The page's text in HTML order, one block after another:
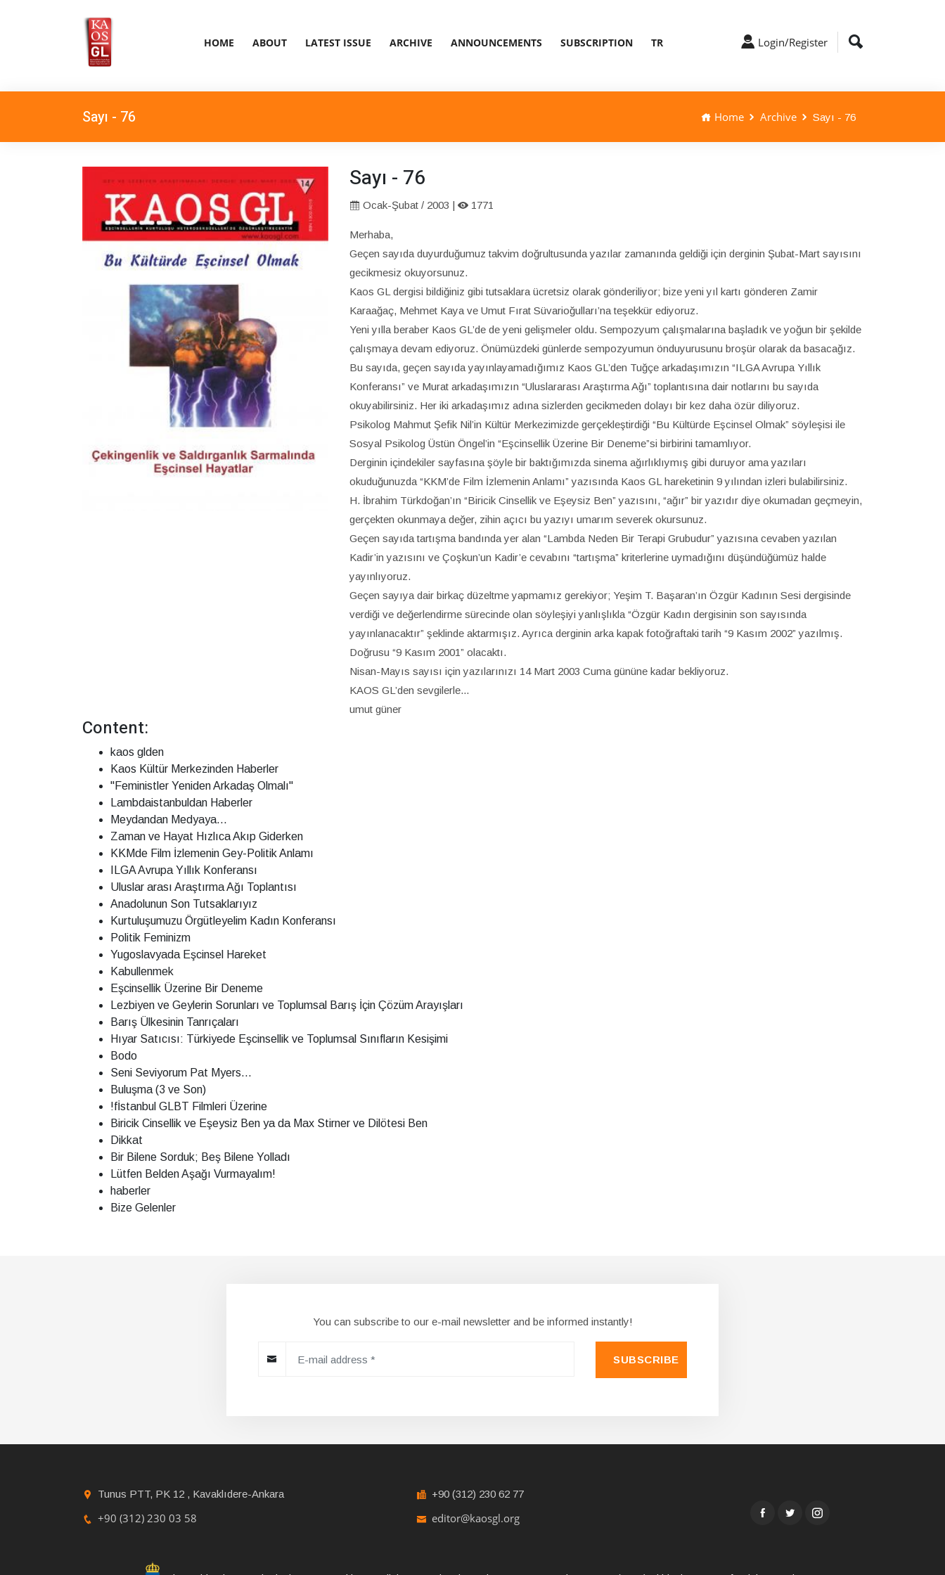
HOME ABOUT LATEST ISSUE ARCHIVE ANNOUNCEMENTS SUBSCRIPTION TR Login/Register
Sayı - 76 Home Archive Sayı - 76
Sayı - 76
Ocak-Şubat / 2003 | 1771
Merhaba,
Geçen sayıda duyurduğumuz takvim doğrultusunda yazılar zamanında geldiği için derginin Şubat-Mart sayısını
gecikmesiz okuyorsunuz.
Kaos GL dergisi bildiğiniz gibi tutsaklara ücretsiz olarak gönderiliyor; bize yeni yıl kartı gönderen Zamir
Karaağaç, Mehmet Kaya ve Umut Fırat Süvarioğulları’na teşekkür ediyoruz.
Yeni yılla beraber Kaos GL’de de yeni gelişmeler oldu. Sempozyum çalışmalarına başladık ve yoğun bir şekilde
çalışmaya devam ediyoruz. Önümüzdeki günlerde sempozyumun önduyurusunu broşür olarak da basacağız.
Bu sayıda, geçen sayıda yayınlayamadığımız Kaos GL’den Tuğçe arkadaşımızın “ILGA Avrupa Yıllık
Konferansı” ve Murat arkadaşımızın “Uluslararası Araştırma Ağı” toplantısına dair notlarını bu sayıda
okuyabilirsiniz. Her iki arkadaşımız adına sizlerden gecikmeden dolayı bir kez daha özür diliyoruz.
Psikolog Mahmut Şefik Nil’in Kültür Merkezimizde gerçekleştirdiği “Bu Kültürde Eşcinsel Olmak” söyleşisi ile
Sosyal Psikolog Üstün Öngel’in “Eşcinsellik Üzerine Bir Deneme”si birbirini tamamlıyor.
Derginin içindekiler sayfasına şöyle bir baktığımızda sinema ağırlıklıymış gibi duruyor ama yazıları
okuduğunuzda “KKM’de Film İzlemenin Anlamı” yazısında Kaos GL hareketinin 9 yılından izleri bulabilirsiniz.
H. İbrahim Türkdoğan’ın “Biricik Cinsellik ve Eşeysiz Ben” yazısını, “ağır” bir yazıdır diye okumadan geçmeyin,
gerçekten okunmaya değer, zihin açıcı bu yazıyı umarım severek okursunuz.
Geçen sayıda tartışma bandında yer alan “Lambda Neden Bir Terapi Grubudur” yazısına cevaben yazılan
Kadir’in yazısını ve Çoşkun’un Kadir’e cevabını “tartışma” kriterlerine uymadığını düşündüğümüz halde
yayınlıyoruz.
Geçen sayıya dair birkaç düzeltme yapmamız gerekiyor; Yeşim T. Başaran’ın Özgür Kadının Sesi dergisinde
verdiği ve değerlendirme sürecinde olan söyleşiyi yanlışlıkla “Özgür Kadın dergisinin son sayısında
yayınlanacaktır” şeklinde aktarmışız. Ayrıca derginin arka kapak fotoğraftaki tarih “9 Kasım 2002” yazılmış.
Doğrusu “9 Kasım 2001” olacaktı.
Nisan-Mayıs sayısı için yazılarınızı 14 Mart 2003 Cuma gününe kadar bekliyoruz.
KAOS GL’den sevgilerle...
umut güner
Content:
kaos glden
Kaos Kültür Merkezinden Haberler
"Feministler Yeniden Arkadaş Olmalı"
Lambdaistanbuldan Haberler
Meydandan Medyaya...
Zaman ve Hayat Hızlıca Akıp Giderken
KKMde Film İzlemenin Gey-Politik Anlamı
ILGA Avrupa Yıllık Konferansı
Uluslar arası Araştırma Ağı Toplantısı
Anadolunun Son Tutsaklarıyız
Kurtuluşumuzu Örgütleyelim Kadın Konferansı
Politik Feminizm
Yugoslavyada Eşcinsel Hareket
Kabullenmek
Eşcinsellik Üzerine Bir Deneme
Lezbiyen ve Geylerin Sorunları ve Toplumsal Barış İçin Çözüm Arayışları
Barış Ülkesinin Tanrıçaları
Hıyar Satıcısı: Türkiyede Eşcinsellik ve Toplumsal Sınıfların Kesişimi
Bodo
Seni Seviyorum Pat Myers...
Buluşma (3 ve Son)
!fİstanbul GLBT Filmleri Üzerine
Biricik Cinsellik ve Eşeysiz Ben ya da Max Stirner ve Dilötesi Ben
Dikkat
Bir Bilene Sorduk; Beş Bilene Yolladı
Lütfen Belden Aşağı Vurmayalım!
haberler
Bize Gelenler
You can subscribe to our e-mail newsletter and be informed instantly!
SUBSCRIBE
Tunus PTT, PK 12 , Kavaklıdere-Ankara
+90 (312) 230 03 58
+90 (312) 230 62 77
editor@kaosgl.org